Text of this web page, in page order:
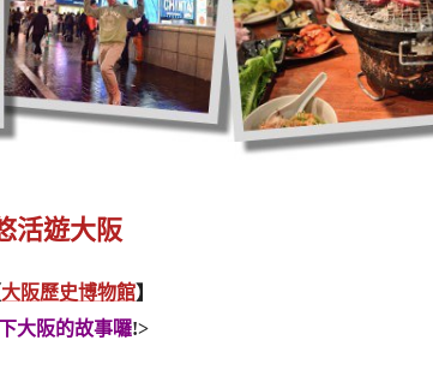
活遊大阪
大阪歷史博物館】
大阪的故事囉!>